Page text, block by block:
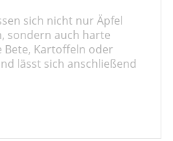
sich nicht nur Äpfel
sondern auch harte
Bete, Kartoffeln oder
lässt sich anschließend